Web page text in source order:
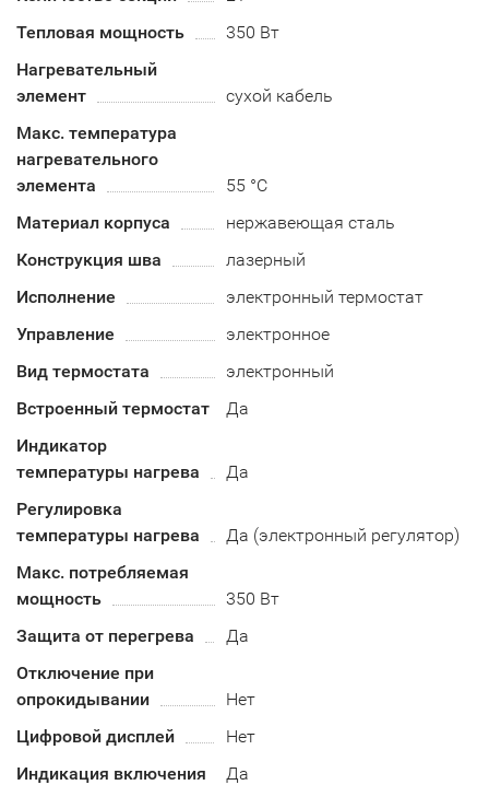
Тепловая мощность
350 Вт
Нагревательный
элемент
сухой кабель
Макс. температура
нагревательного
элемента
55 °C
Материал корпуса
нержавеющая сталь
Конструкция шва
лазерный
Исполнение
электронный термостат
Управление
электронное
Вид термостата
электронный
Встроенный термостат
Да
Индикатор
температуры нагрева
Да
Регулировка
температуры нагрева
Да (электронный регулятор)
Макс. потребляемая
мощность
350 Вт
Защита от перегрева
Да
Отключение при
опрокидывании
Нет
Цифровой дисплей
Нет
Индикация включения
Да